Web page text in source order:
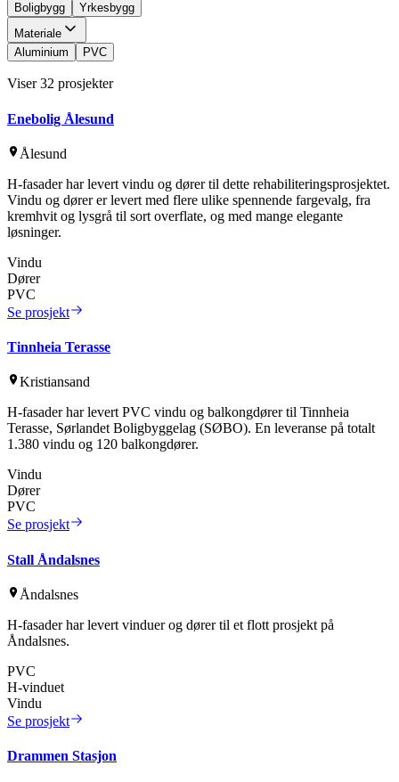
Boligbygg
Yrkesbygg
Materiale
Aluminium
PVC
Viser32 prosjekter
Enebolig Ålesund
Ålesund
H-fasader har levert vindu og dører til dette rehabiliteringsprosjektet.
Vindu og dører er levert med flere ulike spennende fargevalg, fra
kremhvit og lysgrå til sort overflate, og med mange elegante
løsninger.
Vindu
Dører
PVC
Se prosjekt
Tinnheia Terasse
Kristiansand
H-fasader har levert PVC vindu og balkongdører til Tinnheia
Terasse, Sørlandet Boligbyggelag (SØBO). En leveranse på totalt
1.380 vindu og 120 balkongdører.
Vindu
Dører
PVC
Se prosjekt
Stall Åndalsnes
Åndalsnes
H-fasader har levert vinduer og dører til et flott prosjekt på
Åndalsnes.
PVC
H-vinduet
Vindu
Se prosjekt
Drammen Stasjon